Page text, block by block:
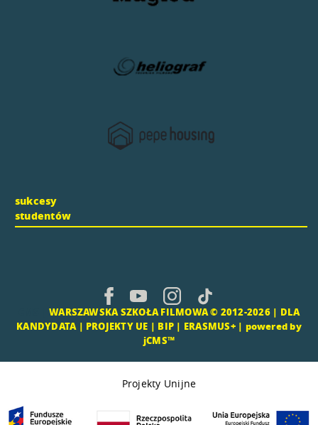
sukcesy
studentów
WARSZAWSKA SZKOŁA FILMOWA © 2012-2026 | DLA
KANDYDATA| PROJEKTY UE | BIP | ERASMUS+| powered by
jCMS™
Projekty Unijne